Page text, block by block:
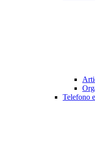
Telefono